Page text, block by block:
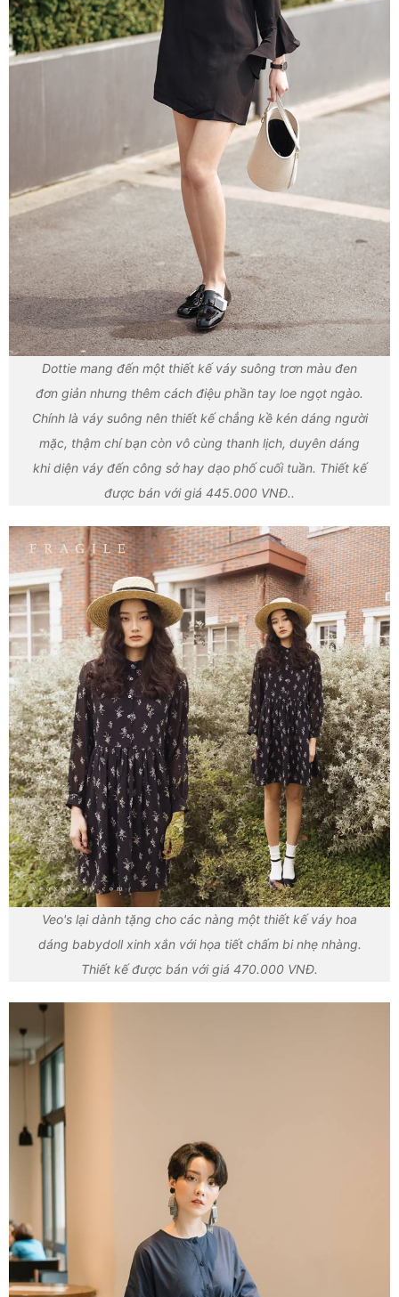
Dottie mang đến một thiết kế váy suông trơn màu đen
đơn giản nhưng thêm cách điệu phần tay loe ngọt ngào.
Chính là váy suông nên thiết kế chẳng kề kén dáng người
mặc, thậm chí bạn còn vô cùng thanh lịch, duyên dáng
khi diện váy đến công sở hay dạo phố cuối tuần. Thiết kế
được bán với giá 445.000 VNĐ..
Veo's lại dành tặng cho các nàng một thiết kế váy hoa
dáng babydoll xinh xắn với họa tiết chấm bi nhẹ nhàng.
Thiết kế được bán với giá 470.000 VNĐ.